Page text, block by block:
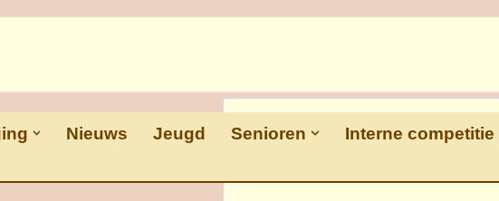
Nieuws Jeugd Senioren Interne competitie